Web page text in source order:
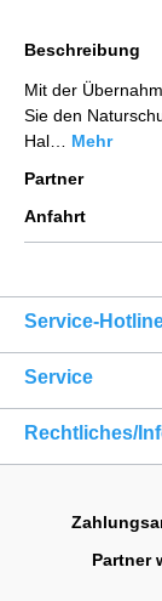
Beschreibung
Mit der
Sie den
Hal… Mehr
Partner
Anfahrt
Service-
Service
Rechtliches/
Partner